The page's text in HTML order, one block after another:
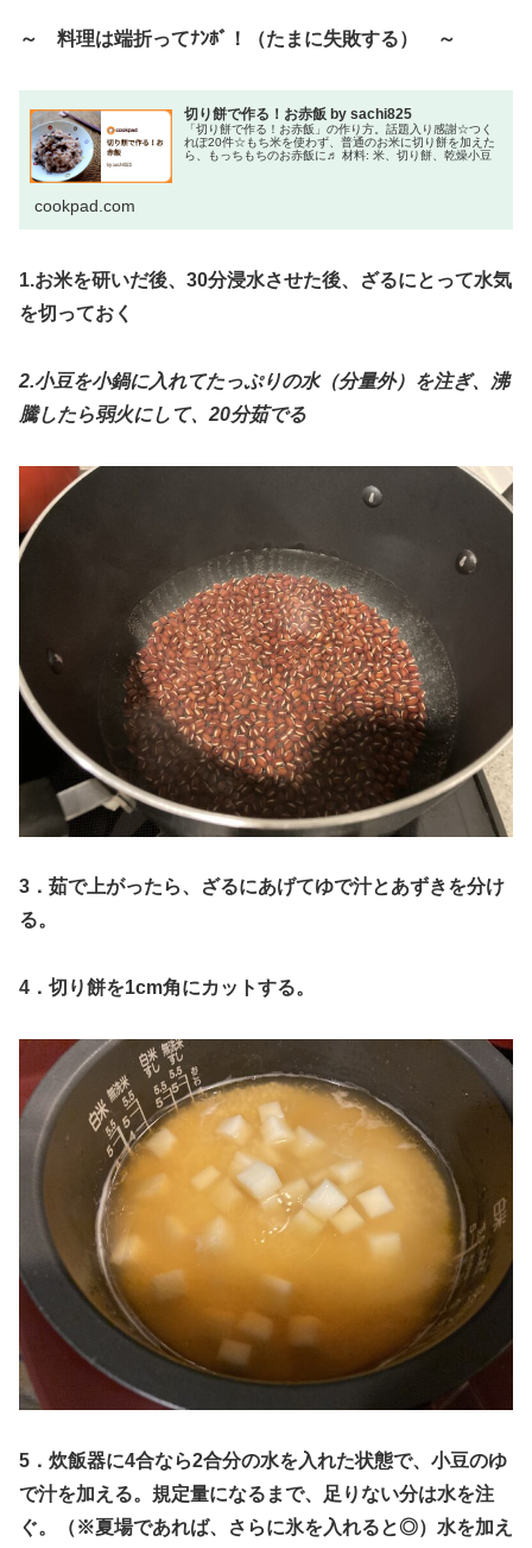
～ 料理は端折ってﾅﾝﾎﾞ！（たまに失敗する） ～
切り餅で作る！お赤飯 by sachi825
「切り餅で作る！お赤飯」の作り方。話題入り感謝☆つく
れぽ20件☆もち米を使わず、普通のお米に切り餅を加えた
ら、もっちもちのお赤飯に♬ 材料: 米、切り餅、乾燥小豆
cookpad.com
1.お米を研いだ後、30分浸水させた後、ざるにとって水気
を切っておく
2.小豆を小鍋に入れてたっぷりの水（分量外）を注ぎ、沸
騰したら弱火にして、20分茹でる
3．茹で上がったら、ざるにあげてゆで汁とあずきを分け
る。
4．切り餅を1cm角にカットする。
5．炊飯器に4合なら2合分の水を入れた状態で、小豆のゆ
で汁を加える。規定量になるまで、足りない分は水を注
ぐ。（※夏場であれば、さらに氷を入れると◎）水を加え